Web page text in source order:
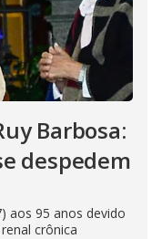
Barbosa:
despedem
aos 95 anos devido
crônica